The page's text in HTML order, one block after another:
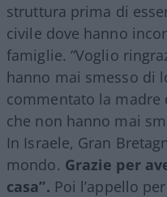
struttura prima di
civile dove hanno
famiglie. “Voglio
hanno mai smesso di
commentato la madre
che non hanno mai
In Israele, Gran
mondo. Grazie per
casa”. Poi l’appello